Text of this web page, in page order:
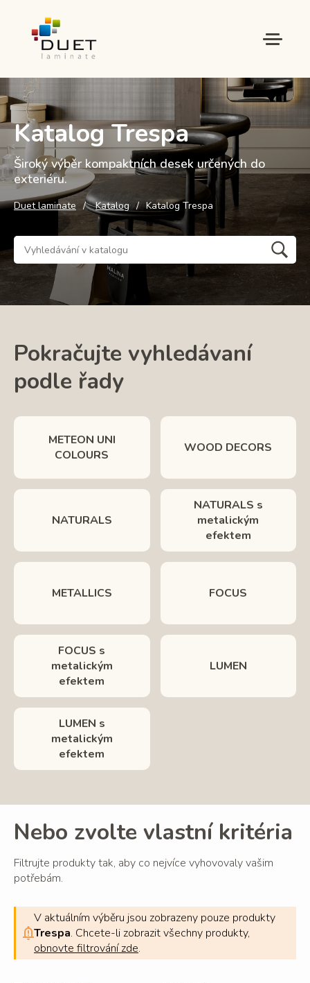
Katalog Trespa
Široký výběr kompaktních desek určených do
exteriéru.
Duet laminate Katalog Katalog Trespa
Pokračujte vyhledávaní
podle řady
METEON UNI
COLOURS
WOOD DECORS
NATURALS
NATURALS s
metalickým
efektem
METALLICS FOCUS
FOCUS s
metalickým
efektem
LUMEN
LUMEN s
metalickým
efektem
Nebo zvolte vlastní kritéria
Filtrujte produkty tak, aby co nejvíce vyhovovaly vašim
potřebám.
V aktuálním výběru jsou zobrazeny pouze produkty
Trespa. Chcete-li zobrazit všechny produkty,
obnovte filtrování zde.